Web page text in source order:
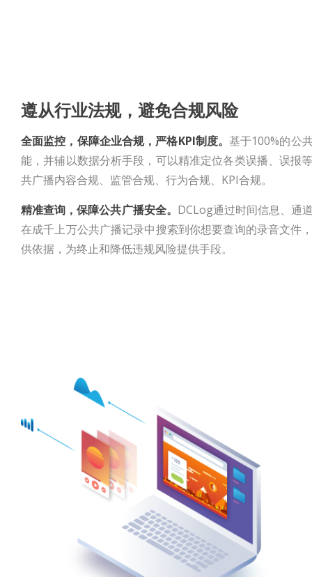
遵从行业法规，避免合规风险
全面监控，保障企业合规，严格KPI制度。基于100%的公
能，并辅以数据分析手段，可以精准定位各类误播、误报
共广播内容合规、监管合规、行为合规、KPI合规。
精准查询，保障公共广播安全。 DCLog通过时间信息、通
在成千上万公共广播记录中搜索到你想要查询的录音文件
供依据，为终止和降低违规风险提供手段。